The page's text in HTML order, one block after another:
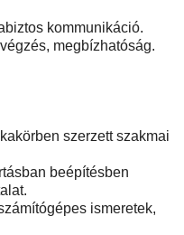
kommunikáció.
megbízhatóság.
szerzett szakmai
beépítésben
ismeretek,